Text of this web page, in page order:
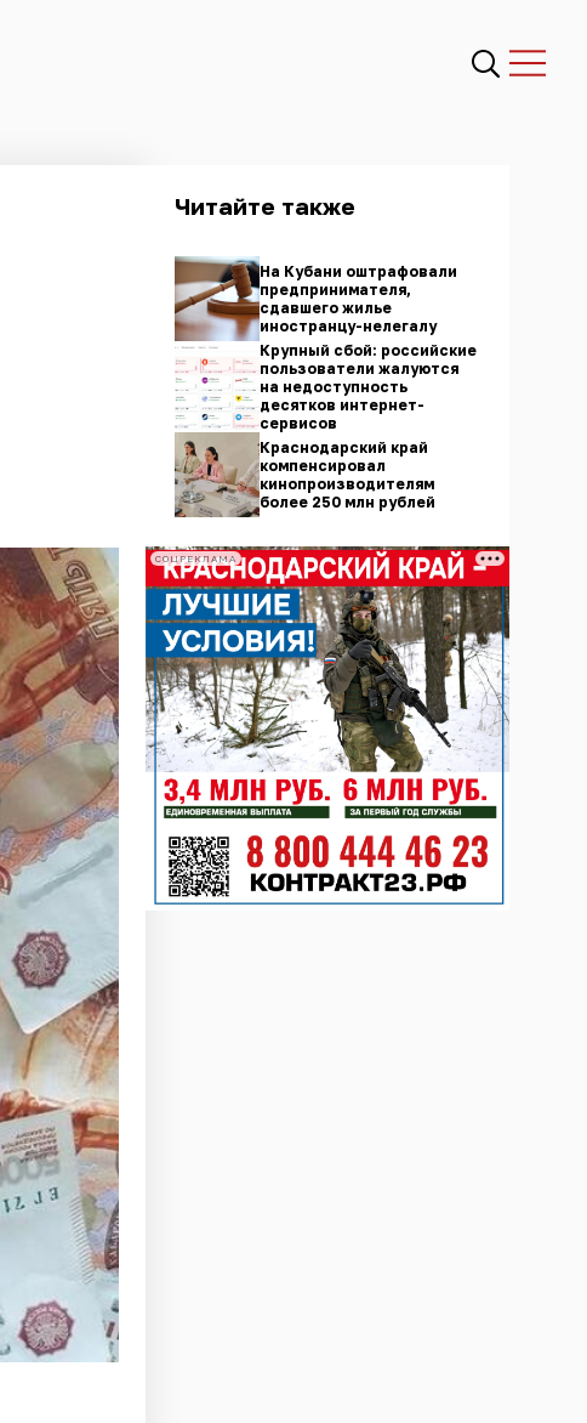
Читайте также
На Кубани оштрафовали
предпринимателя,
сдавшего жилье
иностранцу-нелегалу
Крупный сбой: российские
пользователи жалуются
на недоступность
десятков интернет-
сервисов
Краснодарский край
компенсировал
кинопроизводителям
более 250 млн рублей
СОЦРЕКЛАМА